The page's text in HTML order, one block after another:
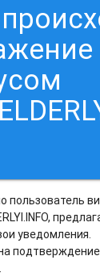
пользователь
уведомления.